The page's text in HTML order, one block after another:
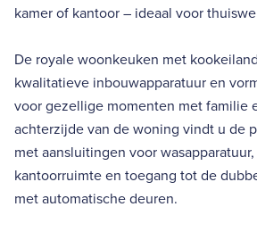
kamer of kantoor – ideaal voor
De royale woonkeuken met
kwalitatieve inbouwapparatuur en
voor gezellige momenten met familie
achterzijde van de woning vindt u de
met aansluitingen voor
kantoorruimte en toegang tot de
met automatische deuren.